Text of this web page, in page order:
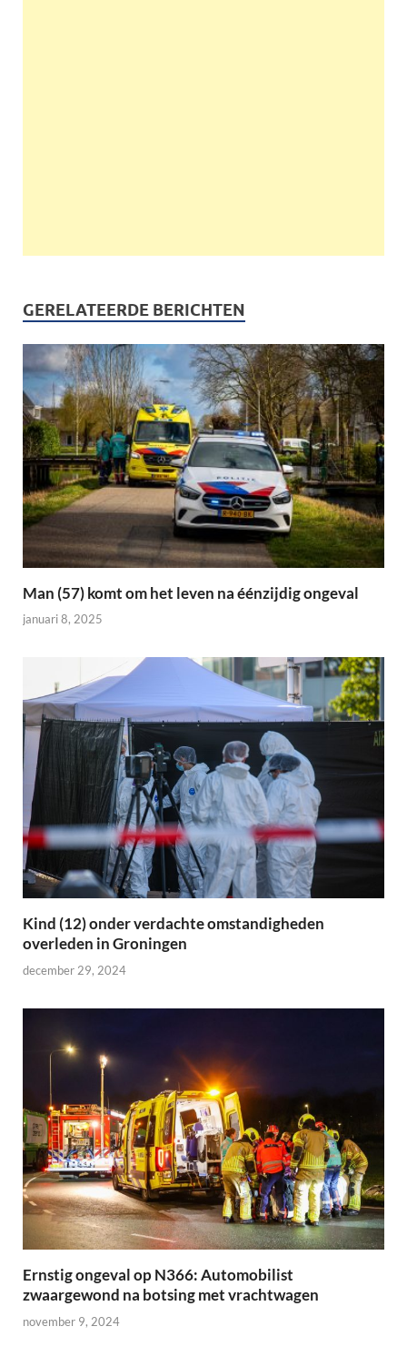
GERELATEERDE BERICHTEN
Man (57) komt om het leven na éénzijdig ongeval
januari 8, 2025
Kind (12) onder verdachte omstandigheden
overleden in Groningen
december 29, 2024
Ernstig ongeval op N366: Automobilist
zwaargewond na botsing met vrachtwagen
november 9, 2024